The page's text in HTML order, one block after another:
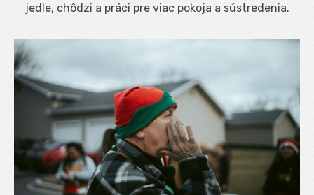
jedle, chôdzi a práci pre viac pokoja a sústredenia.